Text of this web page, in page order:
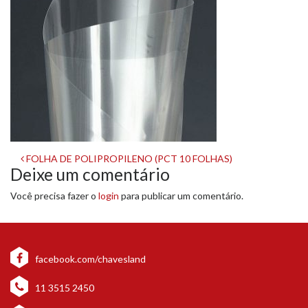
Navegação
de
post
FOLHA DE POLIPROPILENO (PCT 10 FOLHAS)
Deixe um comentário
Você precisa fazer o login para publicar um comentário.
facebook.com/chavesland
11 3515 2450